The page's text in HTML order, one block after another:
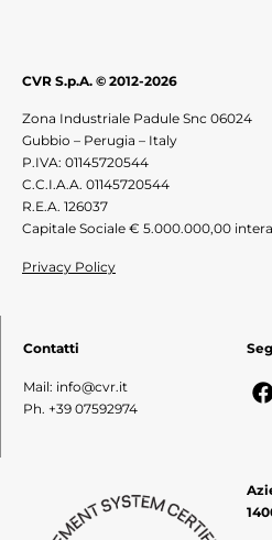
CVR S.p.A. © 2012-2026
Zona Industriale Padule Snc 06024
Gubbio – Perugia – Italy
P.IVA: 01145720544
C.C.I.A.A. 01145720544
R.E.A. 126037
Capitale Sociale € 5.000.000,00
Privacy Policy
Contatti
Mail: info@cvr.it
Ph. +39 07592974